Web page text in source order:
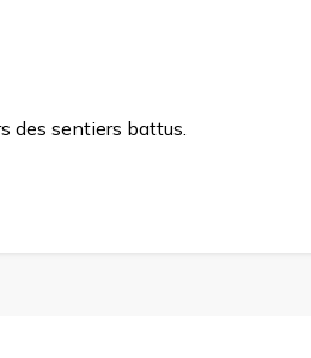
des sentiers battus.